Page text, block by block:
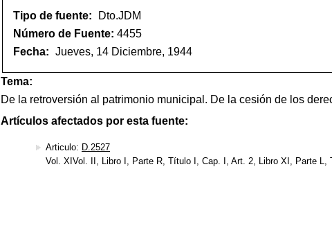
Tipo de fuente:
Dto.JDM
Número de Fuente: 4455
Fecha: Jueves, 14 Diciembre, 1944
Tema:
De la retroversión al patrimonio municipal. De la cesión de los
Artículos afectados por esta fuente:
Articulo: D.2527
Vol. XIVol. II, Libro I, Parte R, Título I, Cap. I, Art. 2, Libro XI, Parte L,